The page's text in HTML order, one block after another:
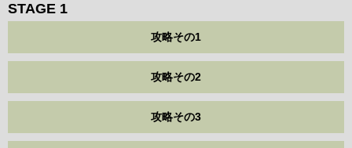
STAGE 1
攻略その1
攻略その2
攻略その3